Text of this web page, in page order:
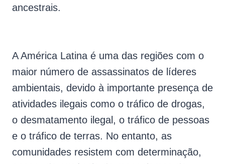
ancestrais.
A América Latina é uma das regiões com o
maior número de assassinatos de líderes
ambientais, devido à importante presença de
atividades ilegais como o tráfico de drogas,
o desmatamento ilegal, o tráfico de pessoas
e o tráfico de terras. No entanto, as
comunidades resistem com determinação,